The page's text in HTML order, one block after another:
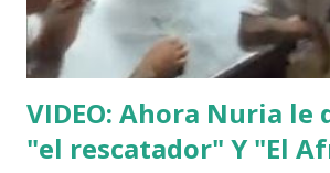
VIDEO: Ahora Nuria le
"el rescatador" Y "El